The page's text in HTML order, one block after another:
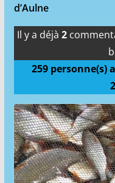
d’Aulne
Il y a déjà2
259personne(s)